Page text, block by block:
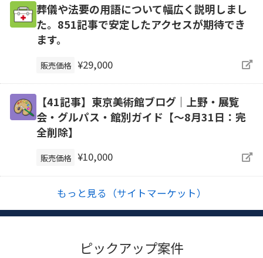
葬儀や法要の用語について幅広く説明しまし
た。851記事で安定したアクセスが期待でき
ます。
販売価格 ¥29,000
【41記事】東京美術館ブログ｜上野・展覧
会・グルパス・館別ガイド【～8月31日：完
全削除】
販売価格 ¥10,000
もっと見る（サイトマーケット）
ピックアップ案件